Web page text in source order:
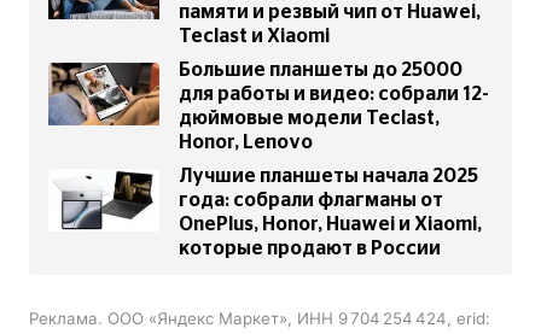
памяти и резвый чип от Huawei,
Teclast и Xiaomi
Большие планшеты до 25000
для работы и видео: собрали 12-
дюймовые модели Teclast,
Honor, Lenovo
Лучшие планшеты начала 2025
года: собрали флагманы от
OnePlus, Honor, Huawei и Xiaomi,
которые продают в России
Реклама. ООО «Яндекс Маркет», ИНН 9 704 254 424, erid: